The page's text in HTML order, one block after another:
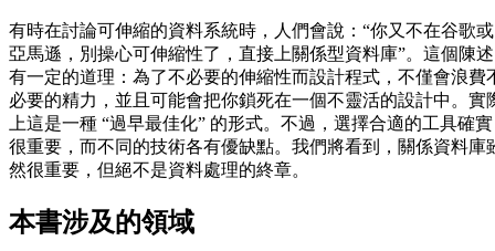
有時在討論可伸縮的資料系統時，人們會說：“你又不在谷歌或
亞馬遜，別操心可伸縮性了，直接上關係型資料庫”。這個陳述
有一定的道理：為了不必要的伸縮性而設計程式，不僅會浪費
必要的精力，並且可能會把你鎖死在一個不靈活的設計中。實
上這是一種 “過早最佳化” 的形式。不過，選擇合適的工具確實
很重要，而不同的技術各有優缺點。我們將看到，關係資料庫
然很重要，但絕不是資料處理的終章。
本書涉及的領域